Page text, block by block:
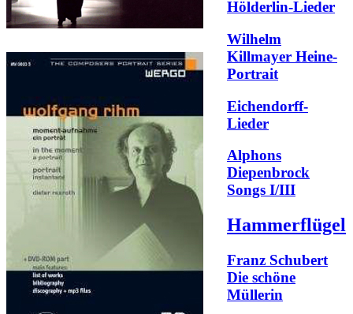
Hölderlin-Lieder
Wilhelm
Killmayer Heine-
Portrait
Eichendorff-
Lieder
Alphons
Diepenbrock
Songs I/III
Hammerflügel
Franz Schubert
Die schöne
Müllerin